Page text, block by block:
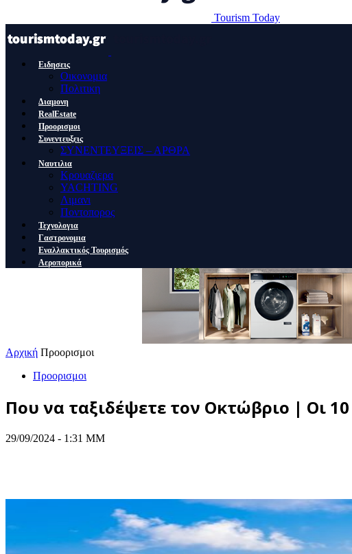
Tourism Today
Ειδησεις
Οικονομια
Πολιτικη
Διαμονη
RealEstate
Προορισμοι
Συνεντευξεις
ΣΥΝΕΝΤΕΥΞΕΙΣ – ΑΡΘΡΑ
Ναυτιλια
Κρουαζιερα
YACHTING
Λιμανι
Ποντοπορος
Τεχνολογια
Γαστρονομια
Εναλλακτικός Τουρισμός
Αεροπορικά
Αρχική Προορισμοι
Προορισμοι
Που να ταξιδέψετε τον Οκτώβριο | Οι
29/09/2024 - 1:31 ΜΜ